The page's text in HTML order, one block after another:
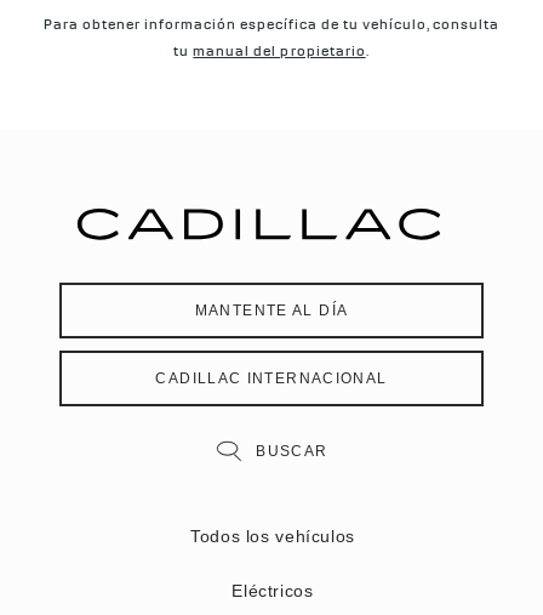
Para obtener información específica de tu vehículo, consulta
tumanual del propietario.